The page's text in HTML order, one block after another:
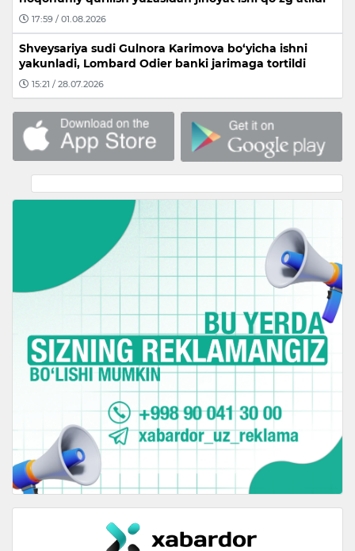
17:59 / 01.08.2026
Shveysariya sudi Gulnora Karimova bo‘yicha ishni
yakunladi, Lombard Odier banki jarimaga tortildi
15:21 / 28.07.2026